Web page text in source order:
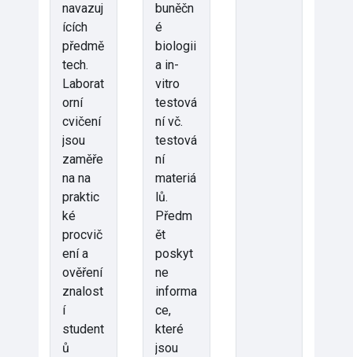
navazuj
ících
předmě
tech.
Laborat
orní
cvičení
jsou
zaměře
na na
praktic
ké
procvič
ení a
ověření
znalost
í
student
ů
buněčn
é
biologii
a in-
vitro
testová
ní vč.
testová
ní
materiá
lů.
Předm
ět
poskyt
ne
informa
ce,
které
jsou